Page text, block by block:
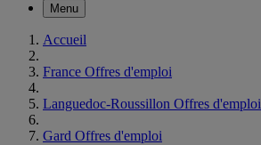
Menu
Accueil
France Offres d'emploi
Languedoc-Roussillon Offres d'emploi
Gard Offres d'emploi